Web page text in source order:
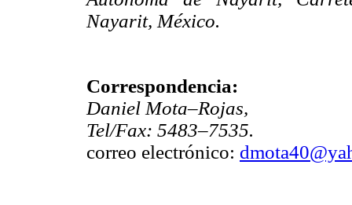
Nayarit, México.
Correspondencia:
Daniel Mota–Rojas,
Tel/Fax: 5483–7535.
correo electrónico: